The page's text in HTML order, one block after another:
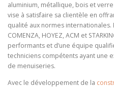
aluminium, métallique, bois et
vise à satisfaire sa clientèle en
qualité aux normes internationales.
COMENZA, HOYEZ, ACM et
performants et d’une équipe
techniciens compétents ayant une
de menuiseries.
Avec le développement de la